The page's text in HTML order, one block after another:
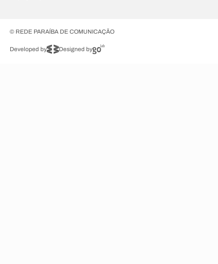
© REDE PARAÍBA DE COMUNICAÇÃO
Developed by Designed by